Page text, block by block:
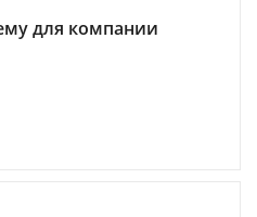
для компании